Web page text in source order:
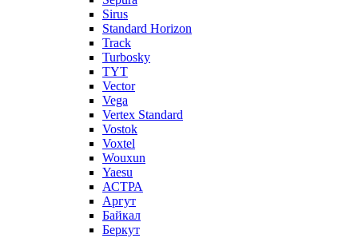
Sirus
Standard Horizon
Track
Turbosky
TYT
Vector
Vega
Vertex Standard
Vostok
Voxtel
Wouxun
Yaesu
АСТРА
Аргут
Байкал
Беркут